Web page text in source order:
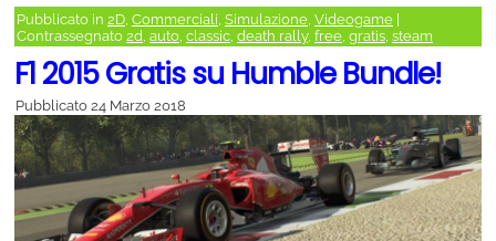
Pubblicato in 2D Commerciali Simulazione Videogame |
Contrassegnato 2d auto classic death rally, free gratis steam
F1 2015 Gratis su Humble Bundle!
Pubblicato 24 Marzo 2018